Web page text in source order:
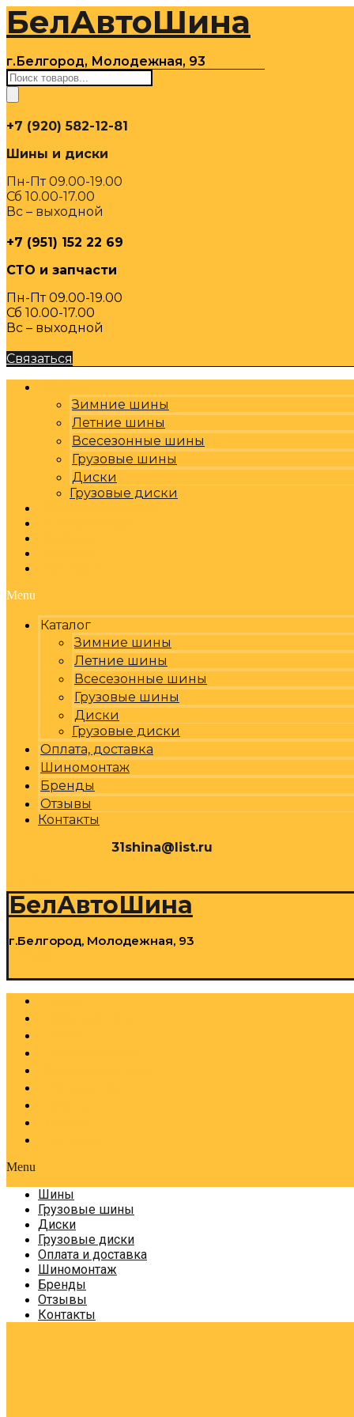
Перейти
содержимому
БелАвтоШина
г.Белгород, Молодежная, 93
Поиск
товаров
+7 (920) 582-12-81
Шины и диски
Пн-Пт 09.00-19.00
Сб 10.00-17.00
Вс – выходной
+7 (951) 152 22 69
СТО и запчасти
Пн-Пт 09.00-19.00
Сб 10.00-17.00
Вс – выходной
Связаться
Зимние шины
Летние шины
Всесезонные шины
Грузовые шины
Диски
Грузовые диски
Menu
Каталог
Зимние шины
Летние шины
Всесезонные шины
Грузовые шины
Диски
Грузовые диски
Оплата, доставка
Шиномонтаж
Бренды
Отзывы
Контакты
31shina@list.ru
БелАвтоШина
г.Белгород, Молодежная, 93
Menu
Шины
Грузовые шины
Диски
Грузовые диски
Оплата и доставка
Шиномонтаж
Бренды
Отзывы
Контакты